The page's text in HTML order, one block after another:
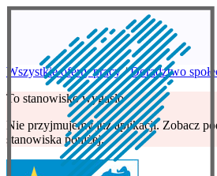
Wszystkie oferty pracy / Doradztwo
To stanowisko wygasło
Nie przyjmujemy już aplikacji. Zobacz
stanowiska poniżej.